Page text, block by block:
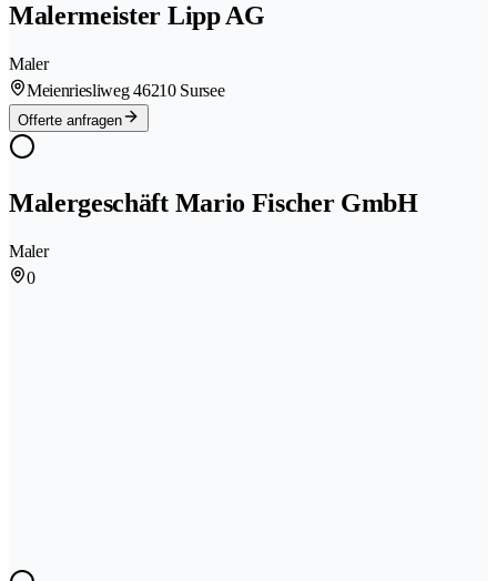
Malermeister Lipp AG
Maler
Meienriesliweg 46210 Sursee
Offerte anfragen
Malergeschäft Mario Fischer GmbH
Maler
0